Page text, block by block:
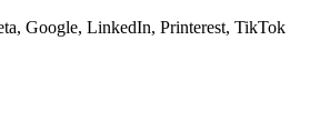
Google, LinkedIn, Printerest, TikTok